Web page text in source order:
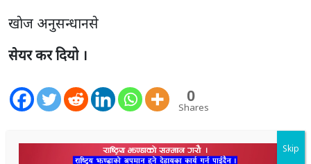
खाेज अनुसन्धानसे
सेयर कर दियो ।
0
Shares
1.7K Shares Skip